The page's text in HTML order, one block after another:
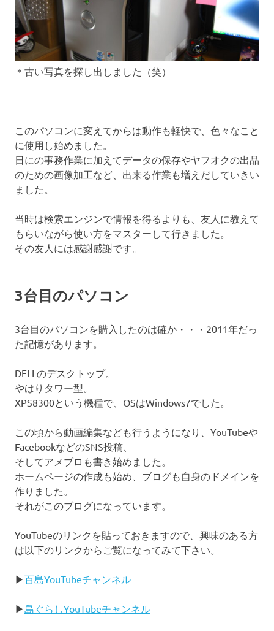
＊古い写真を探し出しました（笑）
このパソコンに変えてからは動作も軽快で、色々なこと
に使用し始めました。
日にの事務作業に加えてデータの保存やヤフオクの出品
のための画像加工など、出来る作業も増えだしていきい
ました。
当時は検索エンジンで情報を得るよりも、友人に教えて
もらいながら使い方をマスターして行きました。
その友人には感謝感謝です。
3台目のパソコン
3台目のパソコンを購入したのは確か・・・2011年だっ
た記憶があります。
DELLのデスクトップ。
やはりタワー型。
XPS8300という機種で、OSはWindows7でした。
この頃から動画編集なども行うようになり、YouTubeや
FacebookなどのSNS投稿、
そしてアメブロも書き始めました。
ホームページの作成も始め、ブログも自身のドメインを
作りました。
それがこのブログになっています。
YouTubeのリンクを貼っておきますので、興味のある方
は以下のリンクからご覧になってみて下さい。
▶百島YouTubeチャンネル
▶島ぐらしYouTubeチャンネル